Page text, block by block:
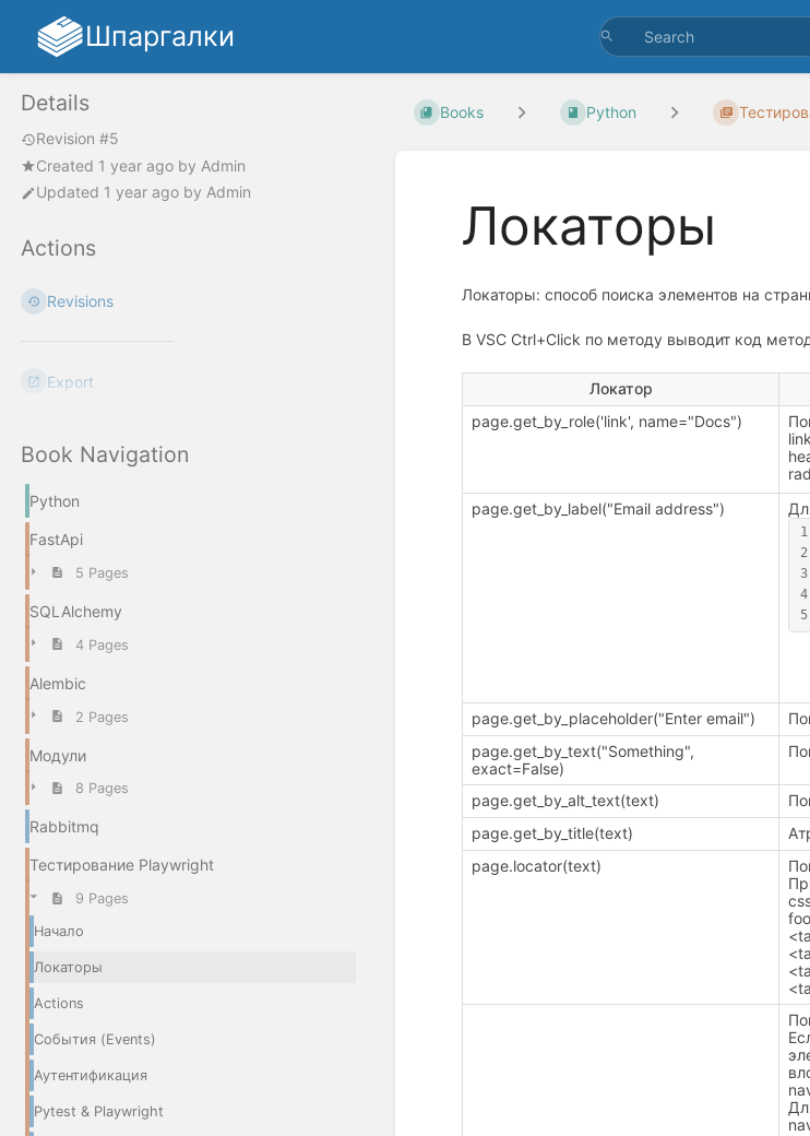
Шпаргалки
Details
Revision #5
Created 1 year ago by Admin
Updated 1 year ago by Admin
Actions
Revisions
Export
Book Navigation
Python
FastApi
5 Pages
SQLAlchemy
4 Pages
Alembic
2 Pages
Модули
8 Pages
Rabbitmq
Тестирование Playwright
9 Pages
Начало
Локаторы
Actions
События (Events)
Аутентификация
Pytest & Playwright
Books Python
Локаторы
Локаторы: способ поиска элементов на
В VSC Ctrl+Click по методу выводит код
Локатор
page.get_by_role('link', name="Docs")
page.get_by_label("Email address")
1
2
3
4
5
page.get_by_placeholder("Enter email")
page.get_by_text("Something",
exact=False)
page.get_by_alt_text(text)
page.get_by_title(text)
page.locator(text)